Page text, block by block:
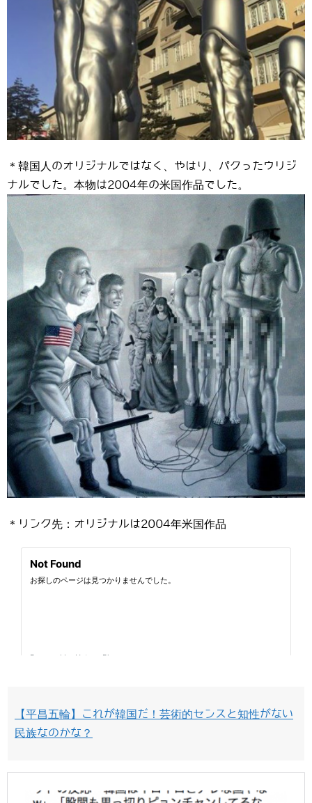
＊韓国人のオリジナルではなく、やはり、パクったウリジ
ナルでした。本物は2004年の米国作品でした。
＊リンク先：オリジナルは2004年米国作品
【平昌五輪】これが韓国だ！芸術的センスと知性がない
民族なのかな？